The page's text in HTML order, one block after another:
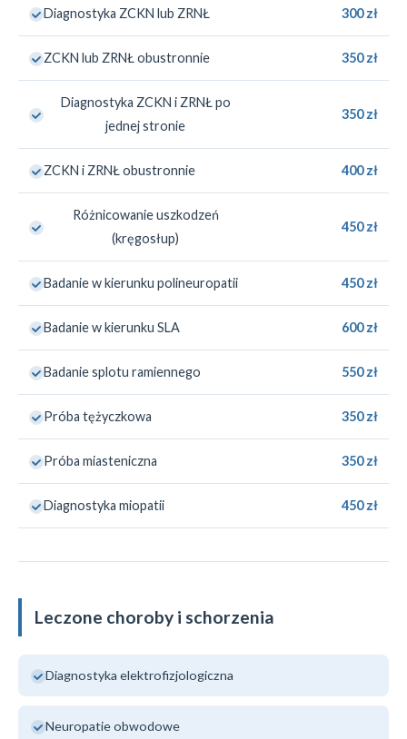
Diagnostyka ZCKN lub ZRNŁ 300 zł
ZCKN lub ZRNŁ obustronnie 350 zł
Diagnostyka ZCKN i ZRNŁ po
jednej stronie
350 zł
ZCKN i ZRNŁ obustronnie 400 zł
Różnicowanie uszkodzeń
(kręgosłup)
450 zł
Badanie w kierunku polineuropatii 450 zł
Badanie w kierunku SLA 600 zł
Badanie splotu ramiennego 550 zł
Próba tężyczkowa 350 zł
Próba miasteniczna 350 zł
Diagnostyka miopatii 450 zł
Leczone choroby i schorzenia
Diagnostyka elektrofizjologiczna
Neuropatie obwodowe